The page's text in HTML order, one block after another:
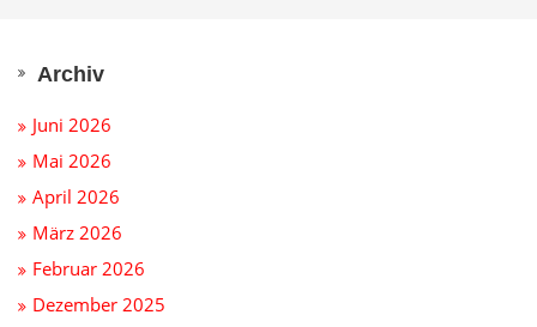
Archiv
Juni 2026
Mai 2026
April 2026
März 2026
Februar 2026
Dezember 2025